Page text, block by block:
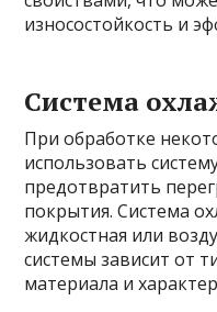
износостойкость и
Система
При обработке
использовать
предотвратить
покрытия. Система
жидкостная или
системы зависит от
материала и